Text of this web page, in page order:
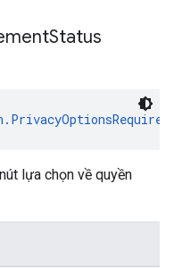
Status
lựa chọn về quyền